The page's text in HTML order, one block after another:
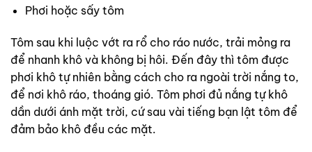
Phơi hoặc sấy tôm
Tôm sau khi luộc vớt ra rổ cho ráo nước, trải mỏng ra
để nhanh khô và không bị hôi. Đến đây thì tôm được
phơi khô tự nhiên bằng cách cho ra ngoài trời nắng to,
để nơi khô ráo, thoáng gió. Tôm phơi đủ nắng tự khô
dần dưới ánh mặt trời, cứ sau vài tiếng bạn lật tôm để
đảm bảo khô đều các mặt.